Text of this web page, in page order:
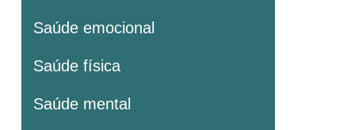
Saúde emocional
Saúde física
Saúde mental